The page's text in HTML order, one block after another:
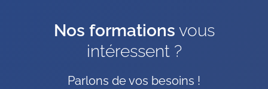
Nos formations vous
intéressent ?
Parlons de vos besoins !